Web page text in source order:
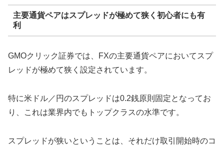
主要通貨ペアはスプレッドが極めて狭く初心者にも有
利
GMOクリック証券では、FXの主要通貨ペアにおいてスプ
レッドが極めて狭く設定されています。
特に米ドル／円のスプレッドは0.2銭原則固定となってお
り、これは業界内でもトップクラスの水準です。
スプレッドが狭いということは、それだけ取引開始時のコ